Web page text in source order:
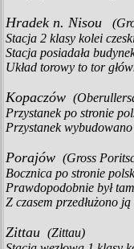
Hradek n. Nisou
Stacja 2 klasy kolei
Stacja posiadała
Układ torowy to tor
Kopaczów
Przystanek po stronie
Przystanek
Porajów (Gross
Bocznica po stronie
Prawdopodobnie był
Z czasem przedłużono
Zittau (Zittau)